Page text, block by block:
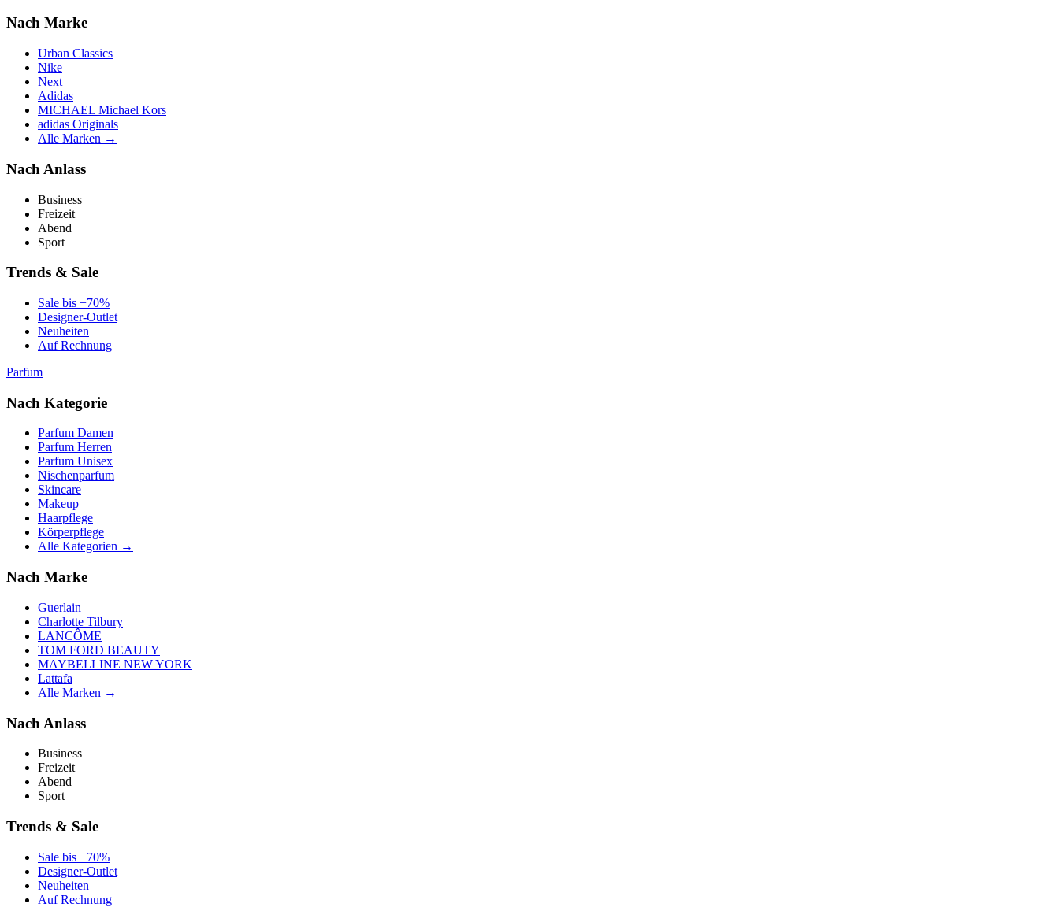
Nach Marke
Urban Classics
Nike
Next
Adidas
MICHAEL Michael Kors
adidas Originals
Alle Marken →
Nach Anlass
Business
Freizeit
Abend
Sport
Trends & Sale
Sale bis −70%
Designer-Outlet
Neuheiten
Auf Rechnung
Parfum
Nach Kategorie
Parfum Damen
Parfum Herren
Parfum Unisex
Nischenparfum
Skincare
Makeup
Haarpflege
Körperpflege
Alle Kategorien →
Nach Marke
Guerlain
Charlotte Tilbury
LANCÔME
TOM FORD BEAUTY
MAYBELLINE NEW YORK
Lattafa
Alle Marken →
Nach Anlass
Business
Freizeit
Abend
Sport
Trends & Sale
Sale bis −70%
Designer-Outlet
Neuheiten
Auf Rechnung